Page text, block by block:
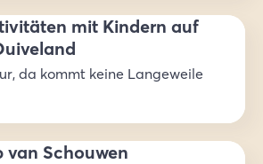
mit Kindern auf
da kommt keine Langeweile
van Schouwen